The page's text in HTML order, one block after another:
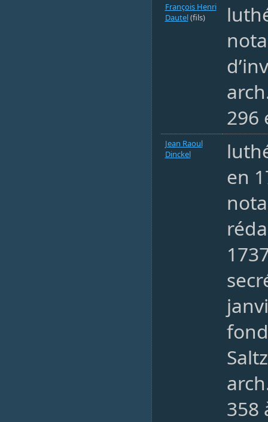
François Henri
Dautel(fils)
296
Jean Raoul
Dinckel
en
358